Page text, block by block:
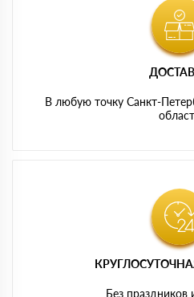
В любую точку Санкт-
Без